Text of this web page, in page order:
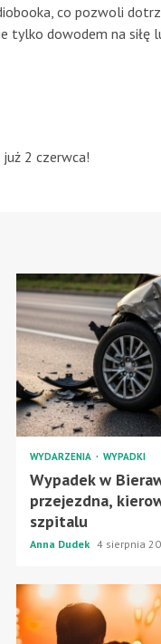
co pozwoli
tylko dowodem na
już 2 czerwca!
WYDARZENIA WYPADKI
Wypadek w
przejezdna,
szpitalu
Anna Dudek 4 sierpnia